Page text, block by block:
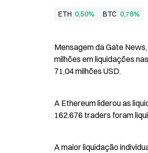
ETH 0,50% BTC 0,78%
Mensagem da Gate
milhões em liquidações
71,04 milhões USD.
A Ethereum liderou as
162.676 traders foram
A maior liquidação